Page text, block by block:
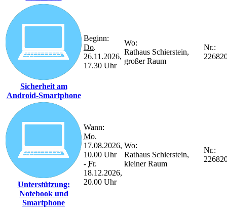
Sicherheit am
Android-Smartphone
Beginn:
Do.
26.11.2026,
17.30 Uhr
Wo:
Rathaus Schierstein,
großer Raum
Nr.:
Unterstützung:
Notebook und
Smartphone
Wann:
Mo.
17.08.2026,
10.00 Uhr
- Fr.
18.12.2026,
20.00 Uhr
Wo:
Rathaus Schierstein,
kleiner Raum
Nr.: